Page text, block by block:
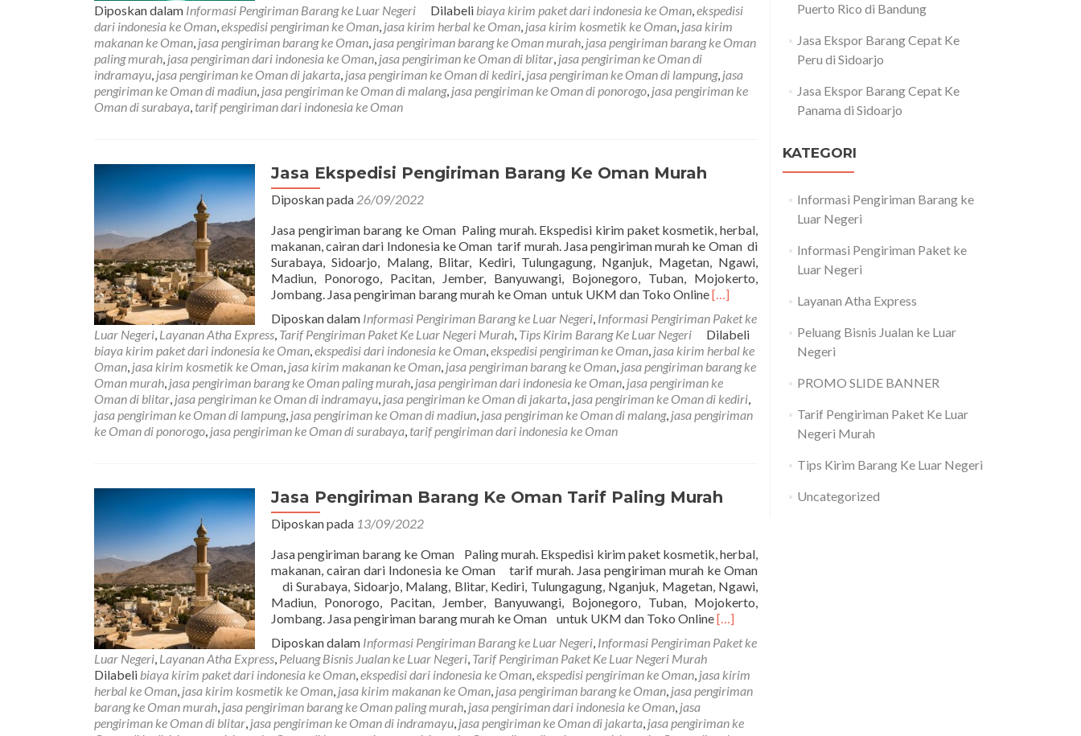
Diposkan dalam Informasi Pengiriman Barang ke Luar Negeri Dilabeli biaya kirim paket dari indonesia ke Oman,ekspedisi
dari indonesia ke Oman,ekspedisi pengiriman ke Oman, jasa kirim herbal ke Oman, jasa kirim kosmetik ke Oman, jasa kirim
makanan ke Oman, jasa pengiriman barang ke Oman, jasa pengiriman barang ke Oman murah, jasa pengiriman barang ke Oman
paling murah, jasa pengiriman dari indonesia ke Oman, jasa pengiriman ke Oman di blitar, jasa pengiriman ke Oman di
indramayu, jasa pengiriman ke Oman di jakarta, jasa pengiriman ke Oman di kediri, jasa pengiriman ke Oman di lampung, jasa
pengiriman ke Oman di madiun, jasa pengiriman ke Oman di malang, jasa pengiriman ke Oman di ponorogo, jasa pengiriman ke
Oman di surabaya, tarif pengiriman dari indonesia ke Oman
Jasa Ekspedisi Pengiriman Barang Ke Oman Murah
Diposkan pada 26/09/2022
Jasa pengiriman barang ke Oman Paling murah. Ekspedisi kirim paket kosmetik, herbal,
makanan, cairan dari Indonesia ke Oman tarif murah. Jasa pengiriman murah ke Oman di
Surabaya, Sidoarjo, Malang, Blitar, Kediri, Tulungagung, Nganjuk, Magetan, Ngawi,
Madiun, Ponorogo, Pacitan, Jember, Banyuwangi, Bojonegoro, Tuban, Mojokerto,
Jombang. Jasa pengiriman barang murah ke Oman untuk UKM dan Toko OnlineRead
about
Jasa
Ekspedisi
Pengiriman
Barang
Ke
Oman
[…]
Diposkan dalam Informasi Pengiriman Barang ke Luar Negeri, Informasi Pengiriman Paket ke
Luar Negeri, Layanan Atha Express, Tarif Pengiriman Paket Ke Luar Negeri Murah, Tips Kirim Barang Ke Luar Negeri
Dilabeli
biaya kirim paket dari indonesia ke Oman,ekspedisi dari indonesia ke Oman,ekspedisi pengiriman ke Oman, jasa kirim herbal ke
Oman, jasa kirim kosmetik ke Oman, jasa kirim makanan ke Oman, jasa pengiriman barang ke Oman, jasa pengiriman barang ke
Oman murah, jasa pengiriman barang ke Oman paling murah, jasa pengiriman dari indonesia ke Oman, jasa pengiriman ke
Oman di blitar, jasa pengiriman ke Oman di indramayu, jasa pengiriman ke Oman di jakarta, jasa pengiriman ke Oman di kediri,
jasa pengiriman ke Oman di lampung, jasa pengiriman ke Oman di madiun, jasa pengiriman ke Oman di malang, jasa pengiriman
ke Oman di ponorogo, jasa pengiriman ke Oman di surabaya, tarif pengiriman dari indonesia ke Oman
Jasa Pengiriman Barang Ke Oman Tarif Paling Murah
Diposkan pada 13/09/2022
Jasa pengiriman barang ke Oman Paling murah. Ekspedisi kirim paket kosmetik, herbal,
makanan, cairan dari Indonesia ke Oman tarif murah. Jasa pengiriman murah ke Oman
di Surabaya, Sidoarjo, Malang, Blitar, Kediri, Tulungagung, Nganjuk, Magetan, Ngawi,
Madiun, Ponorogo, Pacitan, Jember, Banyuwangi, Bojonegoro, Tuban, Mojokerto,
Jombang. Jasa pengiriman barang murah ke Oman untuk UKM dan Toko OnlineRead
about
Pengiriman
Barang
Oman
[…]
Diposkan dalam Informasi Pengiriman Barang ke Luar Negeri, Informasi Pengiriman Paket ke
Luar Negeri, Layanan Atha Express, Peluang Bisnis Jualan ke Luar Negeri, Tarif Pengiriman Paket Ke Luar Negeri Murah
Dilabeli biaya kirim paket dari indonesia ke Oman,ekspedisi dari indonesia ke Oman,ekspedisi pengiriman ke Oman, jasa kirim
herbal ke Oman, jasa kirim kosmetik ke Oman, jasa kirim makanan ke Oman, jasa pengiriman barang ke Oman, jasa pengiriman
barang ke Oman murah, jasa pengiriman barang ke Oman paling murah, jasa pengiriman dari indonesia ke Oman, jasa
pengiriman ke Oman di blitar, jasa pengiriman ke Oman di indramayu, jasa pengiriman ke Oman di jakarta, jasa pengiriman ke
Puerto Rico di Bandung
Jasa Ekspor Barang Cepat Ke
Peru di Sidoarjo
Jasa Ekspor Barang Cepat Ke
Panama di Sidoarjo
KATEGORI
Informasi Pengiriman Barang ke
Luar Negeri
Informasi Pengiriman Paket ke
Luar Negeri
Layanan Atha Express
Peluang Bisnis Jualan ke Luar
Negeri
PROMO SLIDE BANNER
Tarif Pengiriman Paket Ke Luar
Negeri Murah
Tips Kirim Barang Ke Luar Negeri
Uncategorized